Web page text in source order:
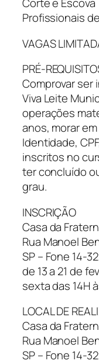
Profissionais
VAGAS
PRÉ-
Comprovar ser
Viva Leite
operações
anos, morar
Identidade,
inscritos no
ter concluído
grau.
INSCRIÇÃO
Casa da
Rua Manoel
SP – Fone 14-
de 13 a 21 de
sexta das 14H
LOCAL DE
Casa da
Rua Manoel
SP – Fone 14-